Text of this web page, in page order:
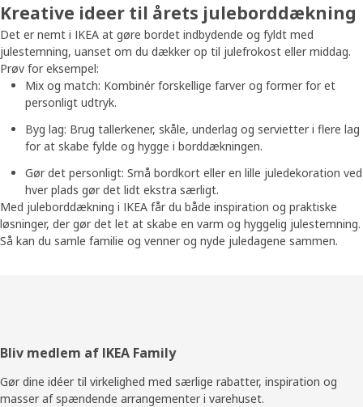
Kreative ideer til årets juleborddækning
Det er nemt i IKEA at gøre bordet indbydende og fyldt med
julestemning, uanset om du dækker op til julefrokost eller middag.
Prøv for eksempel:
Mix og match: Kombinér forskellige farver og former for et
personligt udtryk.
Byg lag: Brug tallerkener, skåle, underlag og servietter i flere lag
for at skabe fylde og hygge i borddækningen.
Gør det personligt: Små bordkort eller en lille juledekoration ved
hver plads gør det lidt ekstra særligt.
Med juleborddækning i IKEA får du både inspiration og praktiske
løsninger, der gør det let at skabe en varm og hyggelig julestemning.
Så kan du samle familie og venner og nyde juledagene sammen.
Footer
Bliv medlem af IKEA Family
Gør dine idéer til virkelighed med særlige rabatter, inspiration og
masser af spændende arrangementer i varehuset.